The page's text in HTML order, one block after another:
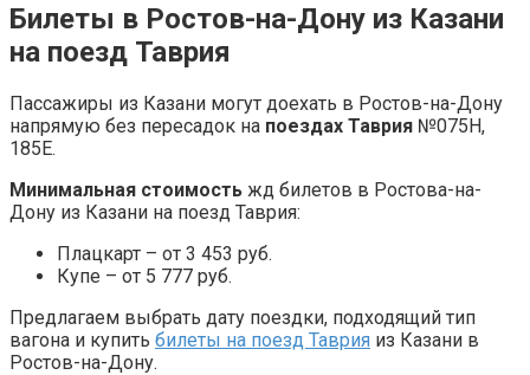
Билеты в Ростов-на-Дону из Казани
на поезд Таврия
Пассажиры из Казани могут доехать в Ростов-на-Дону
напрямую без пересадок на поездах Таврия №075Н,
185Е.
Минимальная стоимость жд билетов в Ростова-на-
Дону из Казани на поезд Таврия:
Плацкарт – от 3 453 руб.
Купе – от 5 777 руб.
Предлагаем выбрать дату поездки, подходящий тип
вагона и купить билеты на поезд Таврия из Казани в
Ростов-на-Дону.